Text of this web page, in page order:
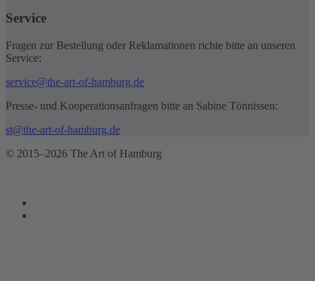
Service
Fragen zur Bestellung oder Reklamationen richte bitte an unseren
Service:
service@the-art-of-hamburg.de
Presse- und Kooperationsanfragen bitte an Sabine Tönnissen:
st@the-art-of-hamburg.de
© 2015–2026 The Art of Hamburg